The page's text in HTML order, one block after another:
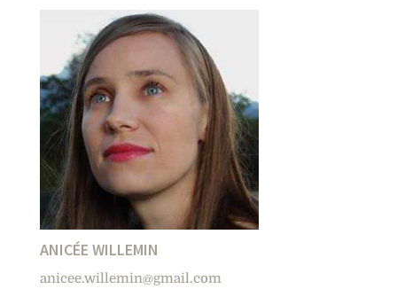
ANICÉE WILLEMIN
anicee.willemin@gmail.com